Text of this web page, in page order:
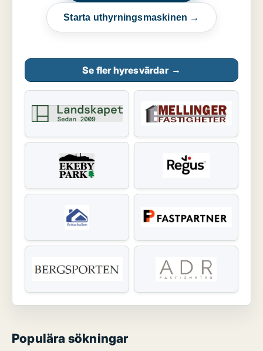
Starta uthyrningsmaskinen →
Se fler hyresvärdar →
Populära sökningar